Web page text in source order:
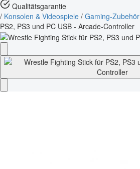
Qualitätsgarantie
/ Konsolen & Videospiele / Gaming-Zubehör
PS2, PS3 und PC USB - Arcade-Controller